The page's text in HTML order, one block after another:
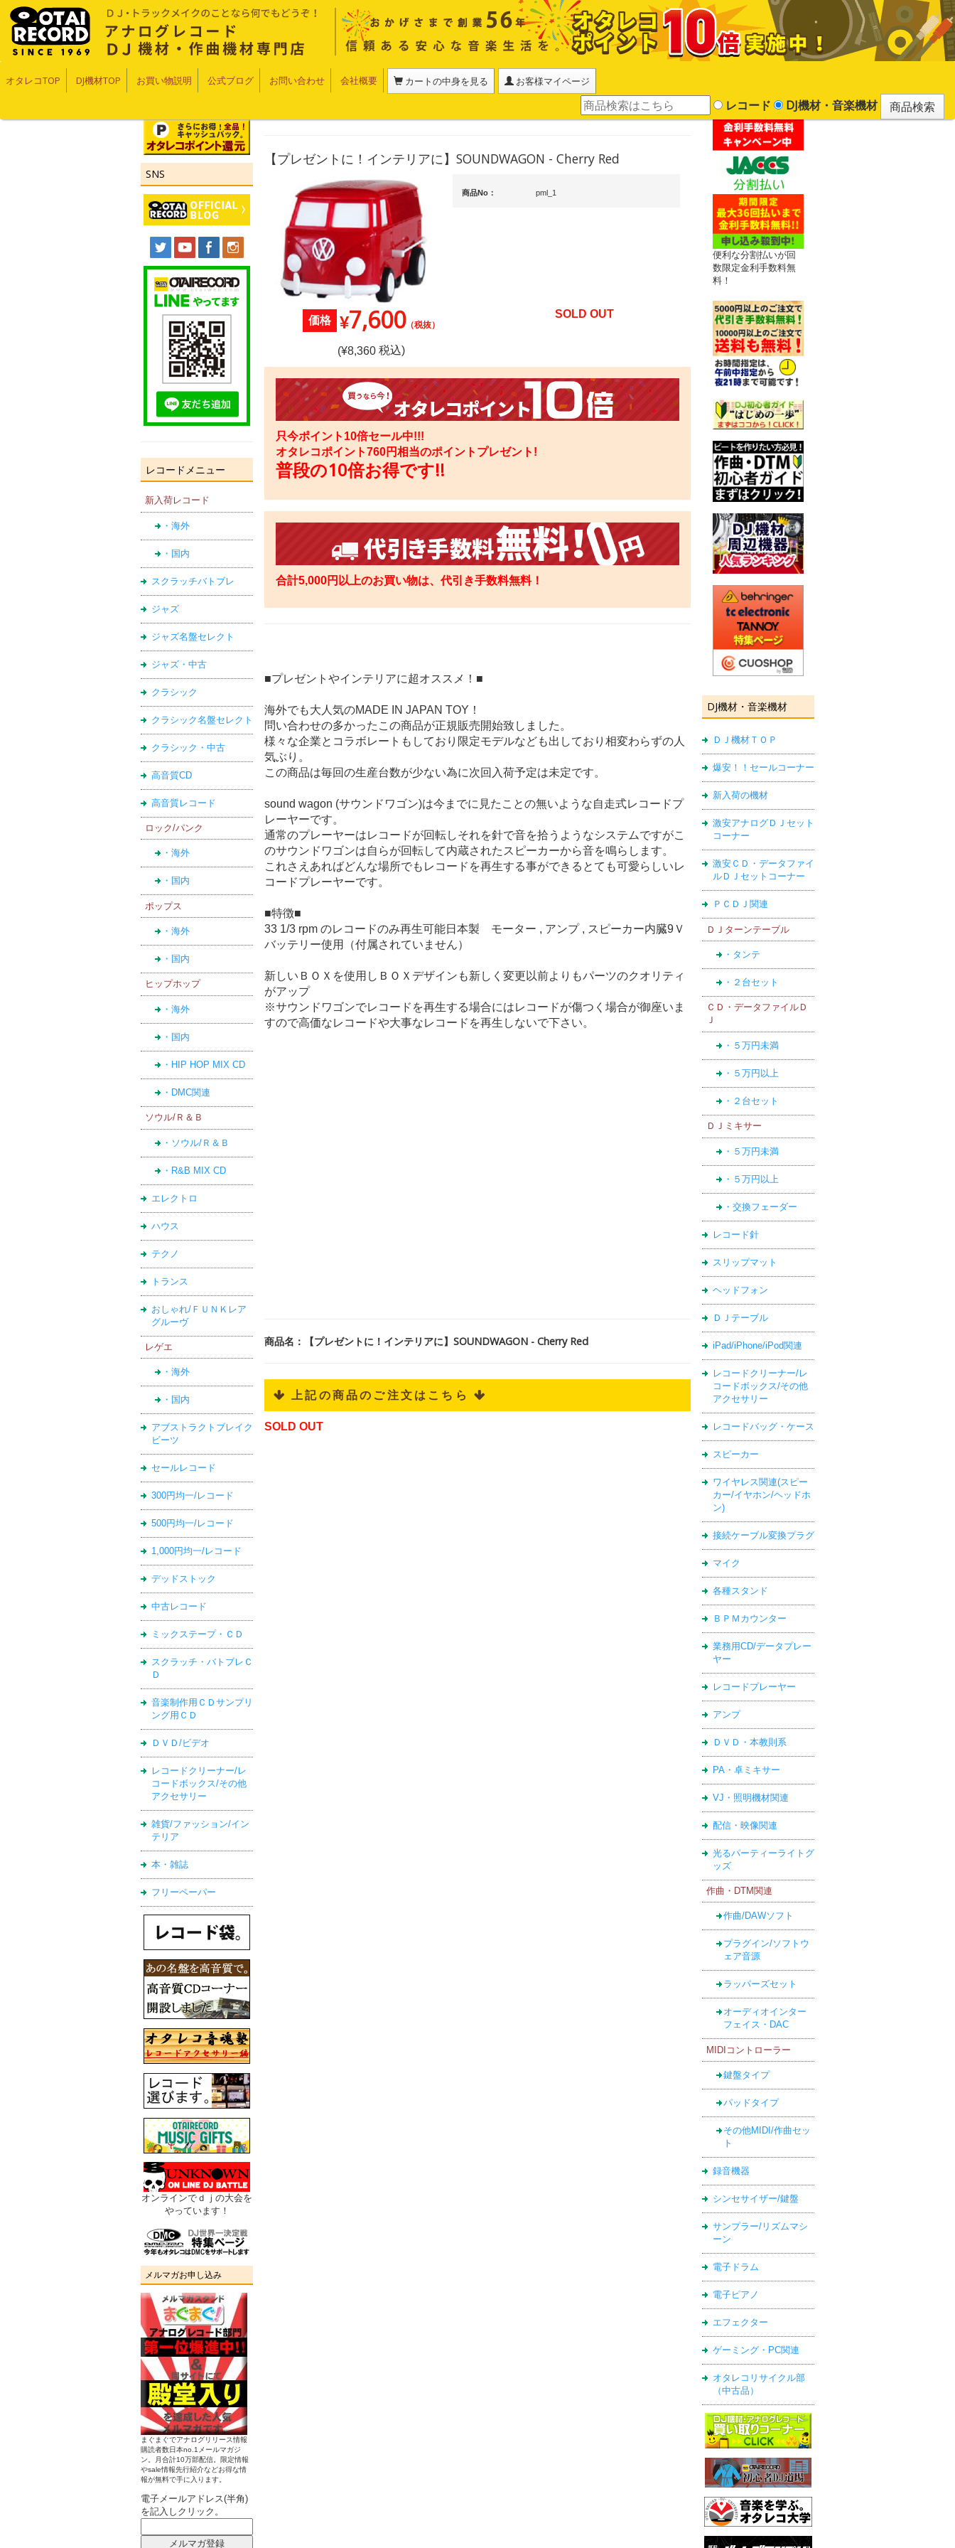
オタレコTOP DJ機材TOP お買い物説明 公式ブログ お問い合わせ 会社概要 カートの中身を見る お客様マイページ
レコード DJ機材・音楽機材
SNS
レコードメニュー
新入荷レコード
・海外
・国内
スクラッチバトブレ
ジャズ
ジャズ名盤セレクト
ジャズ・中古
クラシック
クラシック名盤セレクト
クラシック・中古
高音質CD
高音質レコード
ロック/パンク
・海外
・国内
ポップス
・海外
・国内
ヒップホップ
・海外
・国内
・HIP HOP MIX CD
・DMC関連
ソウル/Ｒ＆Ｂ
・ソウル/Ｒ＆Ｂ
・R&B MIX CD
エレクトロ
ハウス
テクノ
トランス
おしゃれ/ＦＵＮＫレア
グルーヴ
レゲエ
・海外
・国内
アブストラクトブレイク
ビーツ
セールレコード
300円均一/レコード
500円均一/レコード
1,000円均一/レコード
デッドストック
中古レコード
ミックステープ・ＣＤ
スクラッチ・バトブレＣ
Ｄ
音楽制作用ＣＤサンプリ
ング用ＣＤ
ＤＶＤ/ビデオ
レコードクリーナー/レ
コードボックス/その他
アクセサリー
雑貨/ファッション/イン
テリア
本・雑誌
フリーペーパー
オンラインでｄｊの大会を
やっています！
メルマガお申し込み
まぐまぐでアナログリリース情報
購読者数日本no.1メールマガジ
ン。月合計10万部配信。限定情報
やsale情報先行紹介などお得な情
報が無料で手に入ります。
電子メールアドレス(半角)
を記入しクリック。
便利な分割払いが回
数限定金利手数料無
料！
DJ機材・音楽機材
ＤＪ機材ＴＯＰ
爆安！！セールコーナー
新入荷の機材
激安アナログＤＪセット
コーナー
激安ＣＤ・データファイ
ルＤＪセットコーナー
ＰＣＤＪ関連
ＤＪターンテーブル
・タンテ
・２台セット
ＣＤ・データファイルＤ
Ｊ
・５万円未満
・５万円以上
・２台セット
ＤＪミキサー
・５万円未満
・５万円以上
・交換フェーダー
レコード針
スリップマット
ヘッドフォン
ＤＪテーブル
iPad/iPhone/iPod関連
レコードクリーナー/レ
コードボックス/その他
アクセサリー
レコードバッグ・ケース
スピーカー
ワイヤレス関連(スピー
カー/イヤホン/ヘッドホ
ン)
接続ケーブル変換プラグ
マイク
各種スタンド
ＢＰＭカウンター
業務用CD/データプレー
ヤー
レコードプレーヤー
アンプ
ＤＶＤ・本教則系
PA・卓ミキサー
VJ・照明機材関連
配信・映像関連
光るパーティーライトグ
ッズ
作曲・DTM関連
作曲/DAWソフト
プラグイン/ソフトウ
ェア音源
ラッパーズセット
オーディオインター
フェイス・DAC
MIDIコントローラー
鍵盤タイプ
パッドタイプ
その他MIDI/作曲セッ
ト
録音機器
シンセサイザー/鍵盤
サンプラー/リズムマシ
ーン
電子ドラム
電子ピアノ
エフェクター
ゲーミング・PC関連
オタレコリサイクル部
（中古品）
【プレゼントに！インテリアに】SOUNDWAGON - Cherry Red
商品No： pml_1
価格 ¥7,600（税抜）
(¥8,360税込)
SOLD OUT
只今ポイント10倍セール中!!!
オタレコポイント760円相当のポイントプレゼント!
普段の10倍お得です!!
合計5,000円以上のお買い物は、代引き手数料無料！
■プレゼントやインテリアに超オススメ！■
海外でも大人気のMADE IN JAPAN TOY！
問い合わせの多かったこの商品が正規販売開始致しました。
様々な企業とコラボレートもしており限定モデルなども出しており相変わらずの人
気ぶり。
この商品は毎回の生産台数が少ない為に次回入荷予定は未定です。
sound wagon (サウンドワゴン)は今までに見たことの無いような自走式レコードプ
レーヤーです。
通常のプレーヤーはレコードが回転しそれを針で音を拾うようなシステムですがこ
のサウンドワゴンは自らが回転して内蔵されたスピーカーから音を鳴らします。
これさえあればどんな場所でもレコードを再生する事ができるとても可愛らしいレ
コードプレーヤーです。
■特徴■
33 1/3 rpm のレコードのみ再生可能日本製 モーター , アンプ , スピーカー内臓9Ｖ
バッテリー使用（付属されていません）
新しいＢＯＸを使用しＢＯＸデザインも新しく変更以前よりもパーツのクオリティ
がアップ
※サウンドワゴンでレコードを再生する場合にはレコードが傷つく場合が御座いま
すので高価なレコードや大事なレコードを再生しないで下さい。
商品名：【プレゼントに！インテリアに】SOUNDWAGON - Cherry Red
 上記の商品のご注文はこちら 
SOLD OUT